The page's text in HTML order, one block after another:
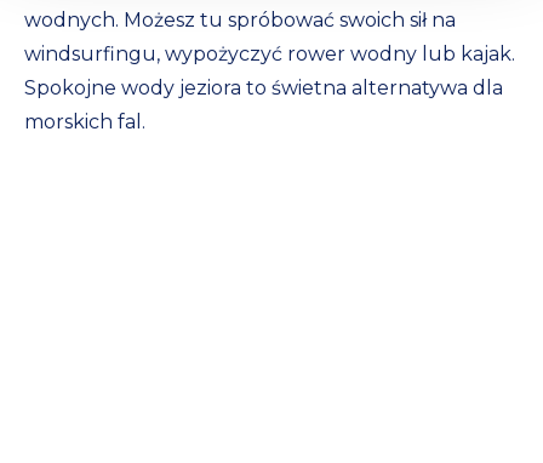
wodnych. Możesz tu spróbować swoich sił na
windsurfingu, wypożyczyć rower wodny lub kajak.
Spokojne wody jeziora to świetna alternatywa dla
morskich fal.